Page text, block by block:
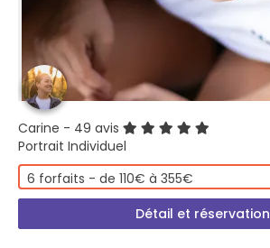
Carine - 49 avis
Portrait Individuel
6 forfaits - de 110€ à 355€
Détail et réservation